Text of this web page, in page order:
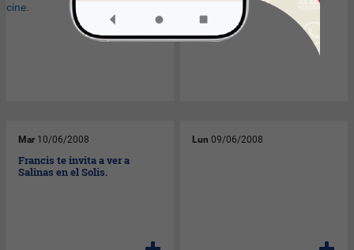
Mar 10/06/2008
Francis te invita a ver a
Salinas en el Solis.
Lun 09/06/2008